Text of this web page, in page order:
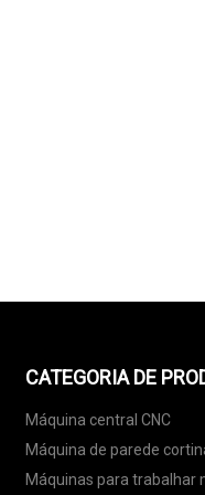
CATEGORIA DE
Máquina central CNC
Máquina de parede
Máquinas para trabalhar